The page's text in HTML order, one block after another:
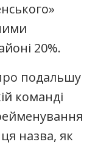
20%.
подальшу
команді
назва, як